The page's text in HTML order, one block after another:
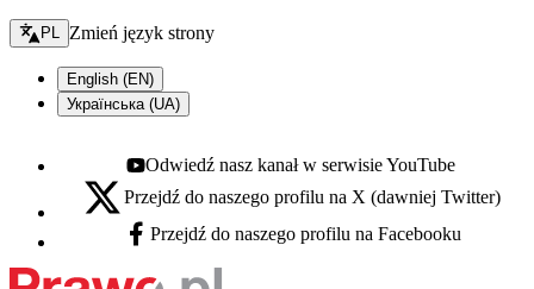
Zmień język - bieżący:
PL Zmień język strony
English (EN)
Українська (UA)
Youtube - otwiera się w nowej karcie
Odwiedź nasz kanał w serwisie YouTube
X - otwiera się w nowej karcie
Przejdź do naszego profilu na X (dawniej Twitter)
Facebook - otwiera się w nowej karcie
Przejdź do naszego profilu na Facebooku